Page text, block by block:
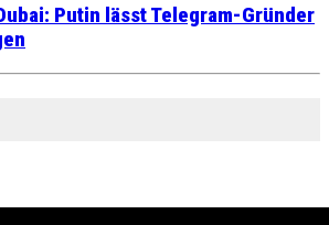
Putin lässt Telegram-Gründer